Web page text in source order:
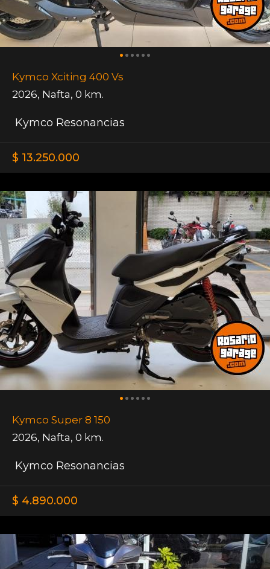
Kymco Xciting 400 Vs
2026, Nafta, 0 km.
Kymco Resonancias
$ 13.250.000
Kymco Super 8 150
2026, Nafta, 0 km.
Kymco Resonancias
$ 4.890.000